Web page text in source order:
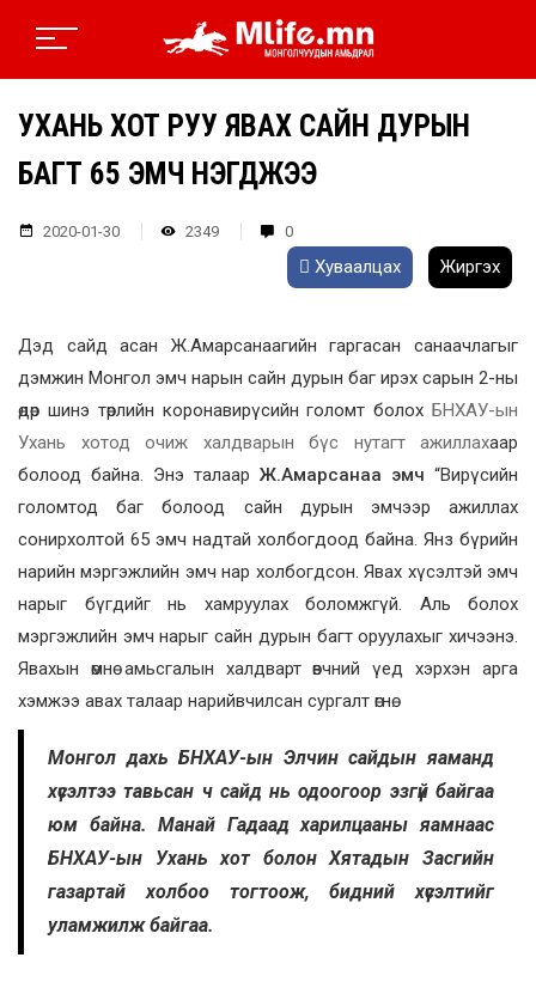
УХАНЬ ХОТ РУУ ЯВАХ САЙН ДУРЫН
БАГТ 65 ЭМЧ НЭГДЖЭЭ
2020-01-30 2349 0
Хуваалцах Жиргэх
Дэд сайд асан Ж.Амарсанаагийн гаргасан санаачлагыг
дэмжин Монгол эмч нарын сайн дурын баг ирэх сарын 2-ны
өдөр шинэ төрлийн коронавирүсийн голомт болох БНХАУ-ын
Ухань хотод очиж халдварын бүс нутагт ажиллахаар
болоод байна. Энэ талаар Ж.Амарсанаа эмч “Вирүсийн
голомтод баг болоод сайн дурын эмчээр ажиллах
сонирхолтой 65 эмч надтай холбогдоод байна. Янз бүрийн
нарийн мэргэжлийн эмч нар холбогдсон. Явах хүсэлтэй эмч
нарыг бүгдийг нь хамруулах боломжгүй. Аль болох
мэргэжлийн эмч нарыг сайн дурын багт оруулахыг хичээнэ.
Явахын өмнө амьсгалын халдварт өвчний үед хэрхэн арга
хэмжээ авах талаар нарийвчилсан сургалт өгнө.
Монгол дахь БНХАУ-ын Элчин сайдын яаманд
хүсэлтээ тавьсан ч сайд нь одоогоор эзгүй байгаа
юм байна. Манай Гадаад харилцааны яамнаас
БНХАУ-ын Ухань хот болон Хятадын Засгийн
газартай холбоо тогтоож, бидний хүсэлтийг
уламжилж байгаа.